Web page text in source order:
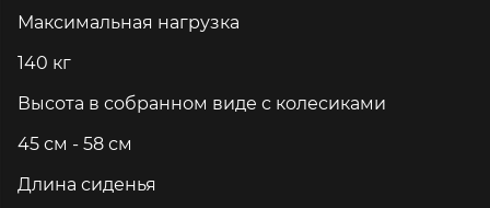
Максимальная нагрузка
140 кг
Высота в собранном виде с колесиками
45 см - 58 см
Длина сиденья